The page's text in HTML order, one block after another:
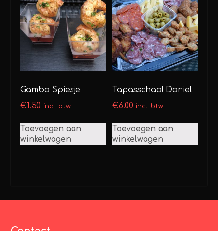
Gamba Spiesje
€1.50 incl. btw
Toevoegen aan
winkelwagen
Tapasschaal Daniel
€6.00 incl. btw
Toevoegen aan
winkelwagen